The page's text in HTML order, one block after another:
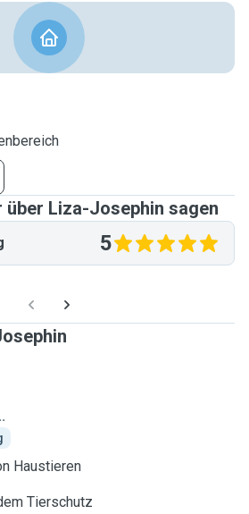
Liza-Josephin sagen
5
Haustieren
Tierschutz